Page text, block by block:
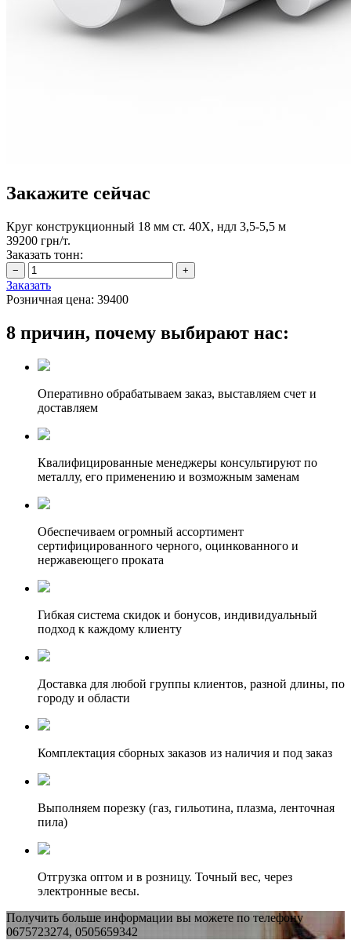
Закажите сейчас
Круг конструкционный 18 мм ст. 40Х, ндл 3,5-5,5 м
39200 грн/т.
Заказать тонн:
Заказать
Розничная цена: 39400
8 причин, почему выбирают нас:
Оперативно обрабатываем заказ, выставляем счет и
доставляем
Квалифицированные менеджеры консультируют по
металлу, его применению и возможным заменам
Обеспечиваем огромный ассортимент
сертифицированного черного, оцинкованного и
нержавеющего проката
Гибкая система скидок и бонусов, индивидуальный
подход к каждому клиенту
Доставка для любой группы клиентов, разной длины, по
городу и области
Комплектация сборных заказов из наличия и под заказ
Выполняем порезку (газ, гильотина, плазма, ленточная
пила)
Отгрузка оптом и в розницу. Точный вес, через
электронные весы.
Получить больше информации вы можете по телефону
0675723274, 0505659342